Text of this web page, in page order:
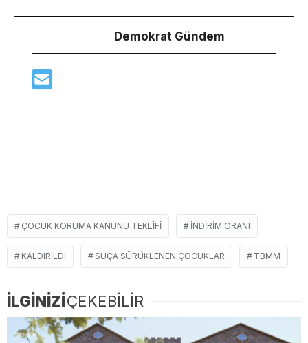
Demokrat Gündem
ÇOCUK KORUMA KANUNU TEKLIFI INDIRIM ORANI
KALDIRILDI SUÇA SÜRÜKLENEN ÇOCUKLAR TBMM
İLGİNİZİÇEKEBİLİR